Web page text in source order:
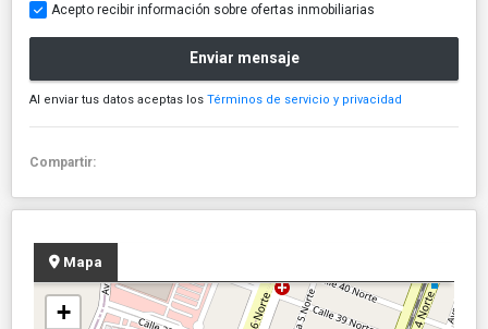
Acepto recibir información sobre ofertas inmobiliarias
Enviar mensaje
Al enviar tus datos aceptas los Términos de servicio y privacidad
Compartir:
Mapa
+